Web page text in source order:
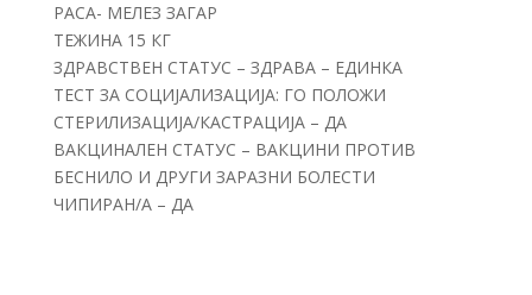
РАСА- МЕЛЕЗ ЗАГАР
ТЕЖИНА 15 КГ
ЗДРАВСТВЕН СТАТУС – ЗДРАВА – ЕДИНКА
ТЕСТ ЗА СОЦИЈАЛИЗАЦИЈА: ГО ПОЛОЖИ
СТЕРИЛИЗАЦИЈА/КАСТРАЦИЈА – ДА
ВАКЦИНАЛЕН СТАТУС – ВАКЦИНИ ПРОТИВ
БЕСНИЛО И ДРУГИ ЗАРАЗНИ БОЛЕСТИ
ЧИПИРАН/А – ДА